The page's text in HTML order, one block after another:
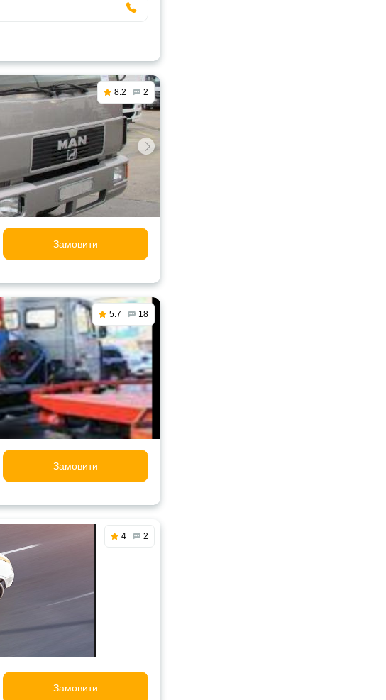
8.2 2
Замовити
5.7 18
Замовити
4 2
Замовити